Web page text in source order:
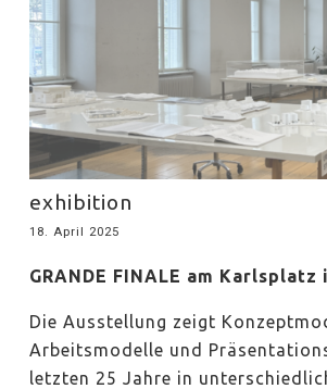
exhibition
18. April 2025
GRANDE FINALE am Karlsplatz
Die Ausstellung zeigt
Arbeitsmodelle und
letzten 25 Jahre in